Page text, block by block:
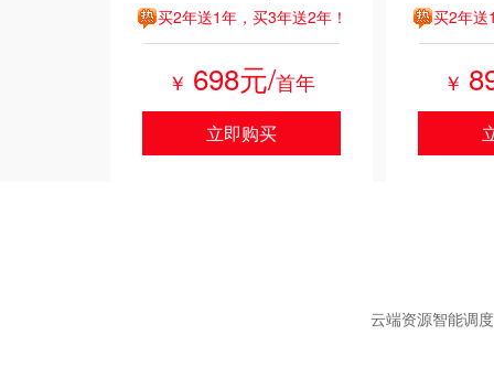
买2年送1年，买3年送2年！
￥ 698元/首年
立即购买
买2年送
￥
云端资源智能调